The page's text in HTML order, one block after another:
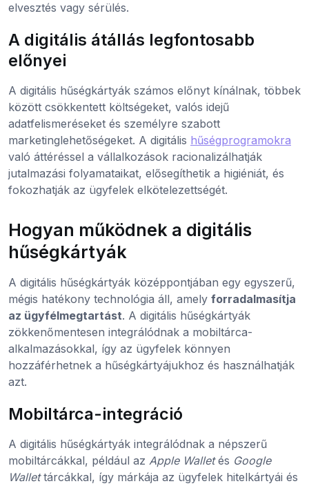
elvesztés vagy sérülés.
A digitális átállás legfontosabb
előnyei
A digitális hűségkártyák számos előnyt kínálnak, többek
között csökkentett költségeket, valós idejű
adatfelismeréseket és személyre szabott
marketinglehetőségeket. A digitális hűségprogramokra
való áttéréssel a vállalkozások racionalizálhatják
jutalmazási folyamataikat, elősegíthetik a higiéniát, és
fokozhatják az ügyfelek elkötelezettségét.
Hogyan működnek a digitális
hűségkártyák
A digitális hűségkártyák középpontjában egy egyszerű,
mégis hatékony technológia áll, amely forradalmasítja
az ügyfélmegtartást. A digitális hűségkártyák
zökkenőmentesen integrálódnak a mobiltárca-
alkalmazásokkal, így az ügyfelek könnyen
hozzáférhetnek a hűségkártyájukhoz és használhatják
azt.
Mobiltárca-integráció
A digitális hűségkártyák integrálódnak a népszerű
mobiltárcákkal, például az Apple Walletés Google
Wallettárcákkal, így márkája az ügyfelek hitelkártyái és